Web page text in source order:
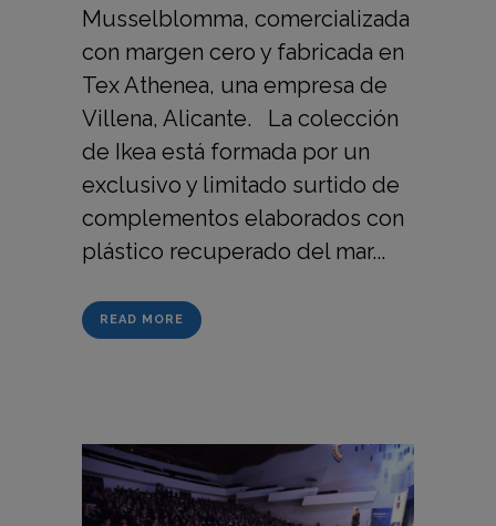
Musselblomma, comercializada
con margen cero y fabricada en
Tex Athenea, una empresa de
Villena, Alicante. La colección
de Ikea está formada por un
exclusivo y limitado surtido de
complementos elaborados con
plástico recuperado del mar...
READ MORE